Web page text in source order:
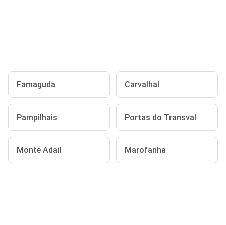
Famaguda Carvalhal
Pampilhais Portas do Transval
Monte Adail Marofanha